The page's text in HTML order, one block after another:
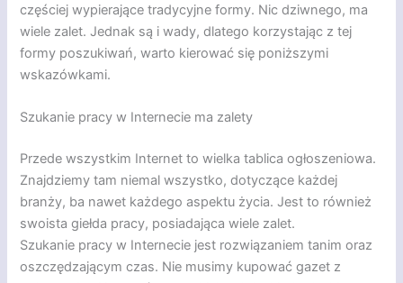
częściej wypierające tradycyjne formy. Nic dziwnego, ma
wiele zalet. Jednak są i wady, dlatego korzystając z tej
formy poszukiwań, warto kierować się poniższymi
wskazówkami.
Szukanie pracy w Internecie ma zalety
Przede wszystkim Internet to wielka tablica ogłoszeniowa.
Znajdziemy tam niemal wszystko, dotyczące każdej
branży, ba nawet każdego aspektu życia. Jest to również
swoista giełda pracy, posiadająca wiele zalet.
Szukanie pracy w Internecie jest rozwiązaniem tanim oraz
oszczędzającym czas. Nie musimy kupować gazet z